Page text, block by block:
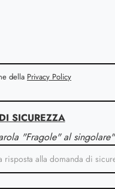
della Privacy Policy
SICUREZZA
"Fragole" al singolare"